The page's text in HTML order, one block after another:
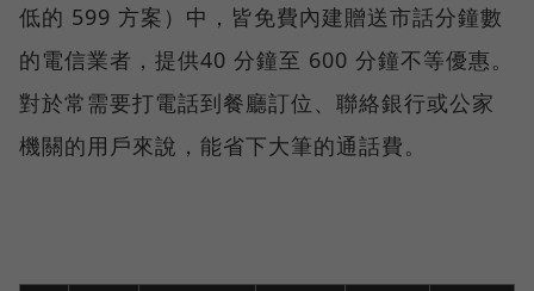
低的 599 方案）中，皆免費內建贈送市話分鐘數
的電信業者，提供40 分鐘至 600 分鐘不等優惠。
對於常需要打電話到餐廳訂位、聯絡銀行或公家
機關的用戶來說，能省下大筆的通話費。